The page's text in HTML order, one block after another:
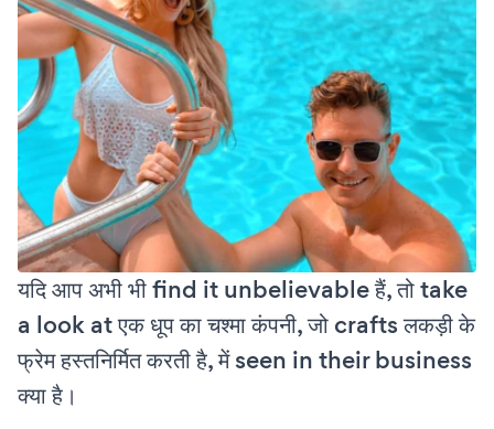
यदि आप अभी भी find it unbelievable हैं, तो take
a look at एक धूप का चश्मा कंपनी, जो crafts लकड़ी के
फ्रेम हस्तनिर्मित करती है, में seen in their business
क्या है।